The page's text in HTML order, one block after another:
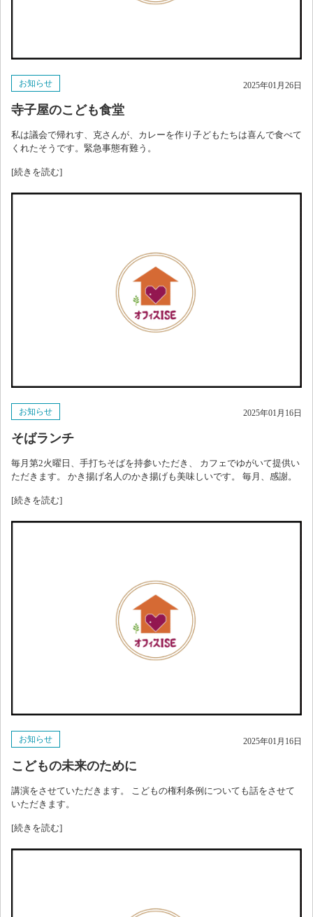
お知らせ 2025年01月26日
寺子屋のこども食堂
私は議会で帰れす、克さんが、カレーを作り子どもたちは喜んで食べて
くれたそうです。緊急事態有難う。
[続きを読む]
お知らせ 2025年01月16日
そばランチ
毎月第2火曜日、手打ちそばを持参いただき、 カフェでゆがいて提供い
ただきます。 かき揚げ名人のかき揚げも美味しいです。 毎月、感謝。
[続きを読む]
お知らせ 2025年01月16日
こどもの未来のために
講演をさせていただきます。 こどもの権利条例についても話をさせて
いただきます。
[続きを読む]